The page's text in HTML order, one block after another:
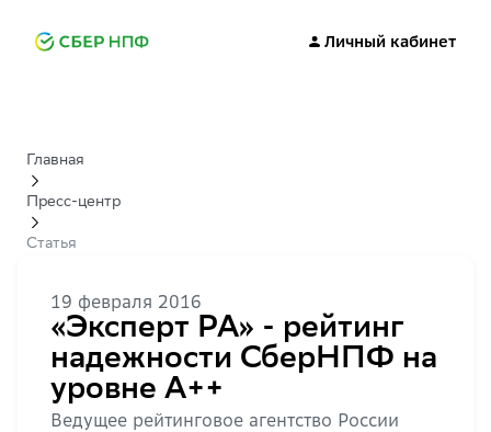
Личный кабинет
Главная
Пресс-центр
Статья
19 февраля 2016
«Эксперт РА» - рейтинг
надежности СберНПФ на
уровне А++
Ведущее рейтинговое агентство России